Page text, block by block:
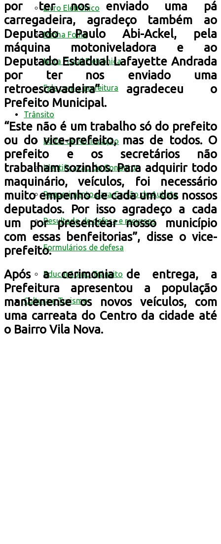
Livro Eletrônico
Minha Folha
Nota Fiscal Eletrônica
Fale com a prefeitura
Trânsito
Edital de Notificação
Identificacao do Condutor
Requerimento para Cartão de Autista
Resultado de defesa e recursos
Formulários de defesa
Educação no Trânsito
Cultura e Turismo
por ter nos enviado uma pá
carregadeira, agradeço também ao
Deputado Paulo Abi-Ackel, pela
máquina motoniveladora e ao
Deputado Estadual Lafayette Andrada
por ter nos enviado uma
retroescavadeira” agradeceu o
Prefeito Municipal.
“Este não é um trabalho só do prefeito
ou do vice-prefeito, mas de todos. O
prefeito e os secretários não
trabalham sozinhos. Para adquirir todo
maquinário, veículos, foi necessário
muito empenho de cada um dos nossos
deputados. Por isso agradeço a cada
um por presentear nosso município
com essas benfeitorias”, disse o vice-
prefeito.
Após a cerimonia de entrega, a
Prefeitura apresentou a população
mantenense os novos veículos, com
uma carreata do Centro da cidade até
o Bairro Vila Nova.